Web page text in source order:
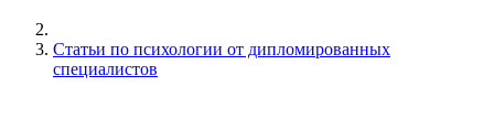
Статьи по психологии от дипломированных
специалистов